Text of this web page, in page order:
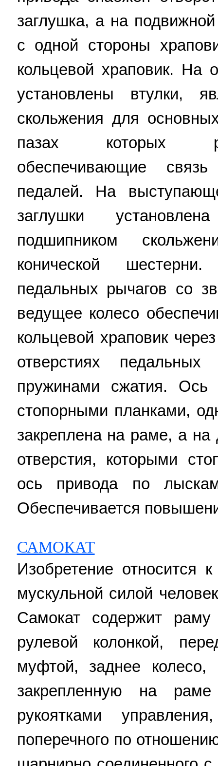
заглушка, а на
с одной стороны
кольцевой храповик. На
установлены втулки,
скольжения для
пазах которых
обеспечивающие
педалей. На
заглушки
подшипником
конической
педальных рычагов со
ведущее колесо
кольцевой храповик
отверстиях
пружинами сжатия. Ось
стопорными планками,
закреплена на раме, а
отверстия, которыми
ось привода по
Обеспечивается
САМОКАТ
Изобретение относится
мускульной силой
Самокат содержит
рулевой колонкой,
муфтой, заднее колесо,
закрепленную на
рукоятками
поперечного по